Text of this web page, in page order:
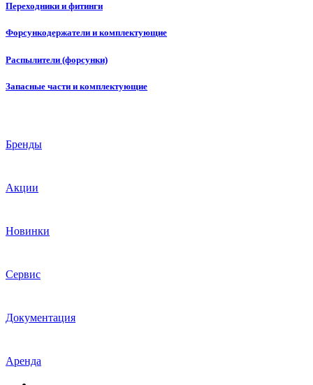
Переходники и фитинги
Форсункодержатели и комплектующие
Распылители (форсунки)
Запасные части и комплектующие
Бренды
Акции
Новинки
Сервис
Документация
Аренда